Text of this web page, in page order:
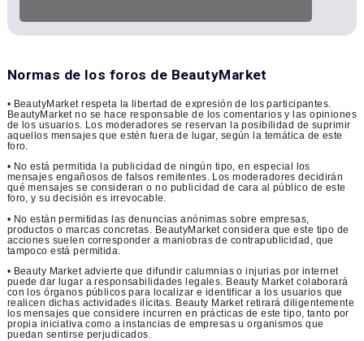
Normas de los foros de BeautyMarket
• BeautyMarket respeta la libertad de expresión de los participantes.
BeautyMarket no se hace responsable de los comentarios y las opiniones
de los usuarios. Los moderadores se reservan la posibilidad de suprimir
aquellos mensajes que estén fuera de lugar, según la temática de este
foro.
• No está permitida la publicidad de ningún tipo, en especial los
mensajes engañosos de falsos remitentes. Los moderadores decidirán
qué mensajes se consideran o no publicidad de cara al público de este
foro, y su decisión es irrevocable.
• No están permitidas las denuncias anónimas sobre empresas,
productos o marcas concretas. BeautyMarket considera que este tipo de
acciones suelen corresponder a maniobras de contrapublicidad, que
tampoco está permitida.
• Beauty Market advierte que difundir calumnias o injurias por internet
puede dar lugar a responsabilidades legales. Beauty Market colaborará
con los órganos públicos para localizar e identificar a los usuarios que
realicen dichas actividades ilícitas. Beauty Market retirará diligentemente
los mensajes que considere incurren en prácticas de este tipo, tanto por
propia iniciativa como a instancias de empresas u organismos que
puedan sentirse perjudicados.